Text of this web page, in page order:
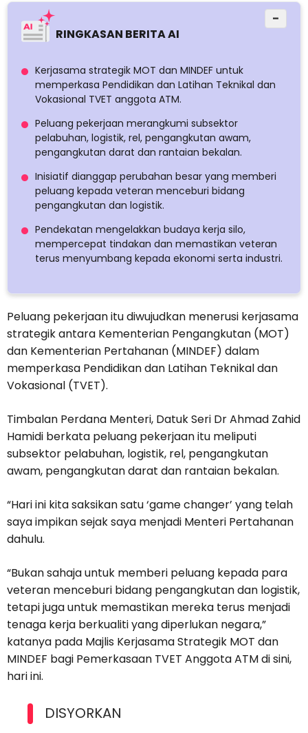
RINGKASAN BERITA AI
−
Kerjasama strategik MOT dan MINDEF untuk
memperkasa Pendidikan dan Latihan Teknikal dan
Vokasional TVET anggota ATM.
Peluang pekerjaan merangkumi subsektor
pelabuhan, logistik, rel, pengangkutan awam,
pengangkutan darat dan rantaian bekalan.
Inisiatif dianggap perubahan besar yang memberi
peluang kepada veteran menceburi bidang
pengangkutan dan logistik.
Pendekatan mengelakkan budaya kerja silo,
mempercepat tindakan dan memastikan veteran
terus menyumbang kepada ekonomi serta industri.
Peluang pekerjaan itu diwujudkan menerusi kerjasama
strategik antara Kementerian Pengangkutan (MOT)
dan Kementerian Pertahanan (MINDEF) dalam
memperkasa Pendidikan dan Latihan Teknikal dan
Vokasional (TVET).
Timbalan Perdana Menteri, Datuk Seri Dr Ahmad Zahid
Hamidi berkata peluang pekerjaan itu meliputi
subsektor pelabuhan, logistik, rel, pengangkutan
awam, pengangkutan darat dan rantaian bekalan.
“Hari ini kita saksikan satu ‘game changer’ yang telah
saya impikan sejak saya menjadi Menteri Pertahanan
dahulu.
“Bukan sahaja untuk memberi peluang kepada para
veteran menceburi bidang pengangkutan dan logistik,
tetapi juga untuk memastikan mereka terus menjadi
tenaga kerja berkualiti yang diperlukan negara,”
katanya pada Majlis Kerjasama Strategik MOT dan
MINDEF bagi Pemerkasaan TVET Anggota ATM di sini,
hari ini.
DISYORKAN